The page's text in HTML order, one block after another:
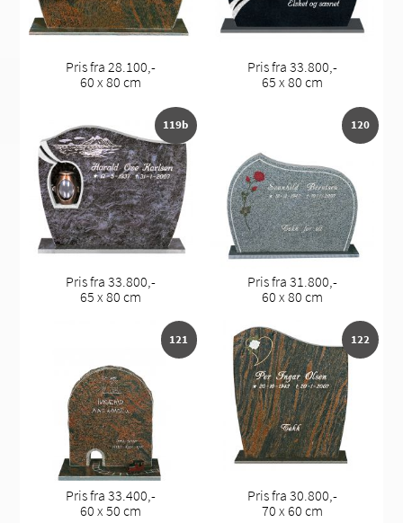
Pris fra 28.100,-
60 x 80 cm
Pris fra 33.800,-
65 x 80 cm
119b
Pris fra 33.800,-
65 x 80 cm
120
Pris fra 31.800,-
60 x 80 cm
121
Pris fra 33.400,-
60 x 50 cm
122
Pris fra 30.800,-
70 x 60 cm